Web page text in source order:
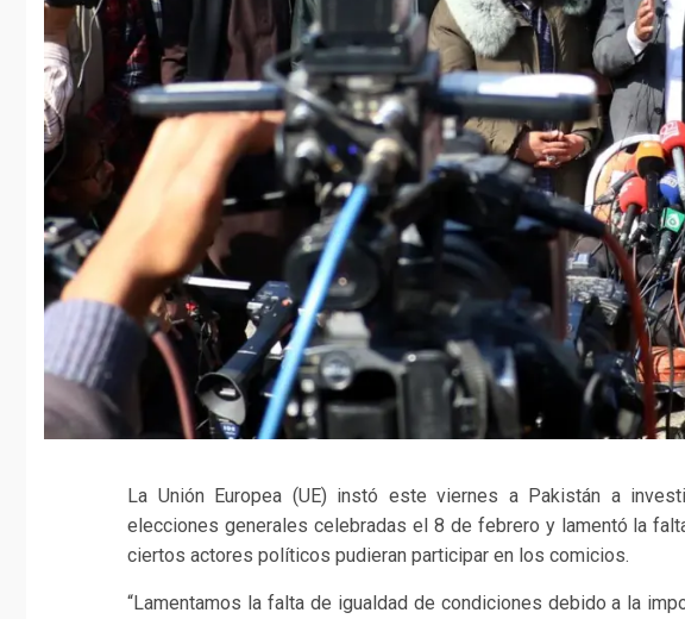
La Unión Europea (UE) instó este viernes a Pakistán a
elecciones generales celebradas el 8 de febrero y lamentó la
ciertos actores políticos pudieran participar en los comicios.
“Lamentamos la falta de igualdad de condiciones debido a la